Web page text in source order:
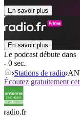
En savoir plus
En savoir plus
Le podcast débute dans
- 0 sec.
Stations de radio
Écoutez gratuitement
radio.fr